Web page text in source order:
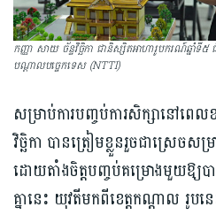
កញ្ញា សាយ ច័ន្ទវិច្ឆិកា ជានិស្សិតអាហារូបករណ៍ឆ្នាំទី៥
បណ្ដាលបច្ចេកទេស (NTTI)
សម្រាប់ការបញ្ចប់ការសិក្សានៅពេ
វិច្ឆិកា បានត្រៀមខ្លួនរួចជាស្រេចសម្
ដោយ​តាំងចិត្តបញ្ចប់គម្រោងមួយ​ឱ្យ​ប
គ្នានេះ យុវតីមកពីខេត្តកណ្ដាល រូប